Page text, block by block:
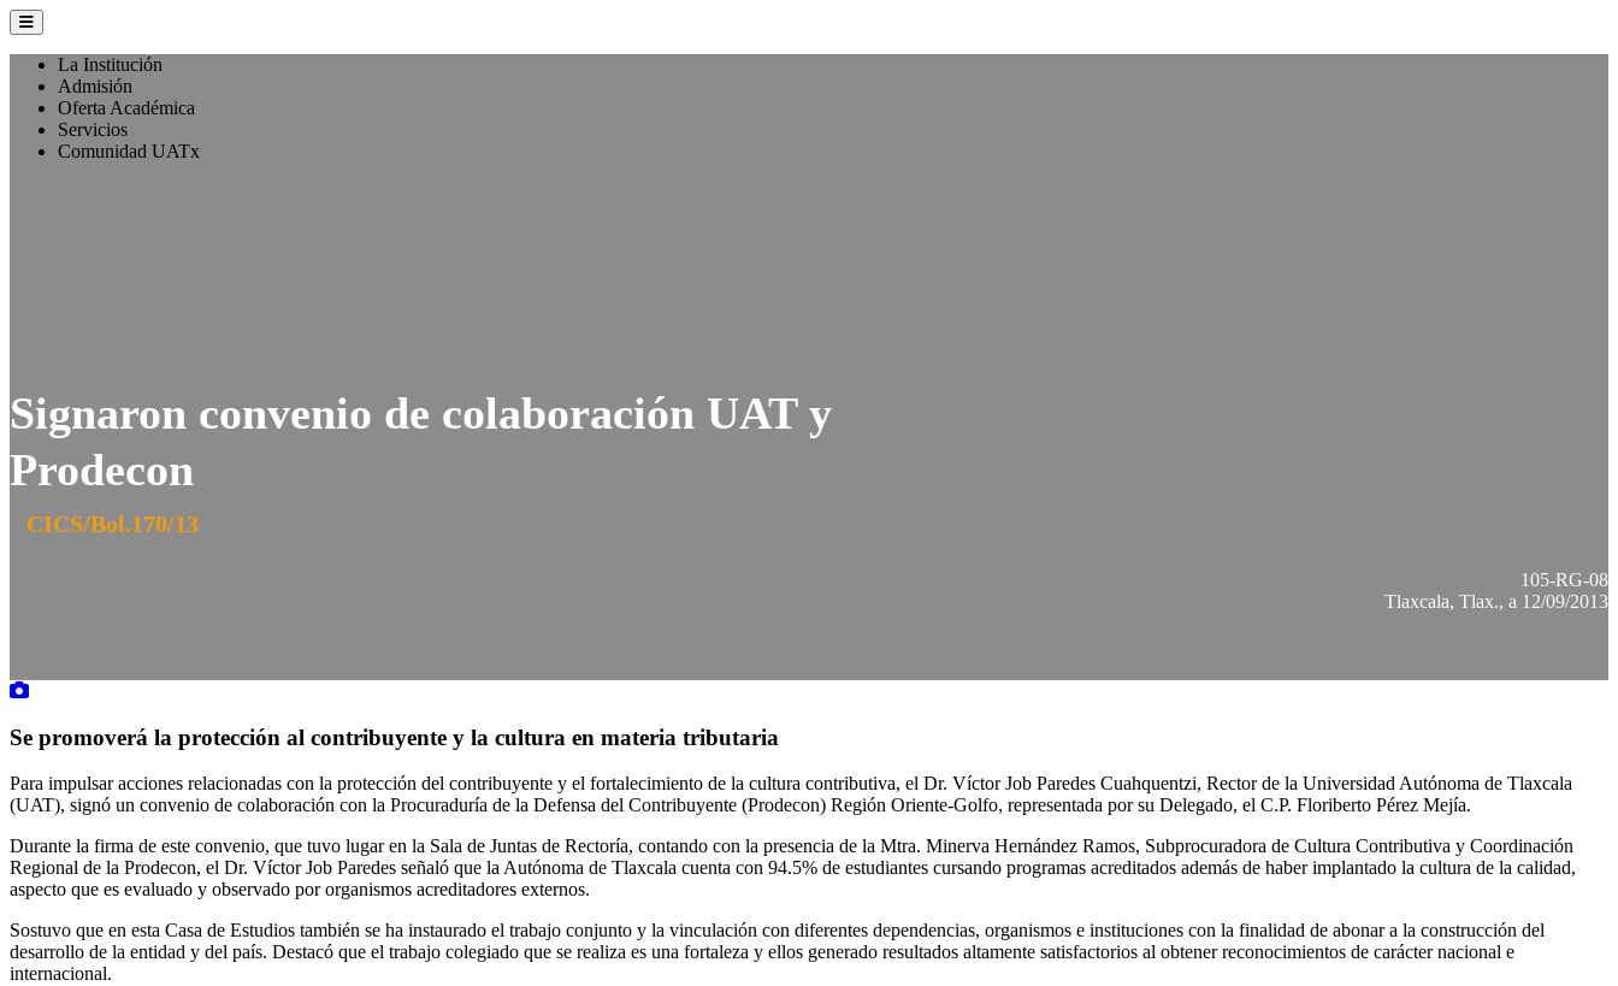
La Institución
Admisión
Oferta Académica
Servicios
Comunidad UATx
Signaron convenio de colaboración UAT y
Prodecon
CICS/Bol.170/13
105-RG-08
Tlaxcala, Tlax., a 12/09/2013
Se promoverá la protección al contribuyente y la cultura en materia tributaria
Para impulsar acciones relacionadas con la protección del contribuyente y el fortalecimiento de la cultura contributiva, el Dr. Víctor Job Paredes Cuahquentzi, Rector de la Universidad Autónoma de Tlaxcala
(UAT), signó un convenio de colaboración con la Procuraduría de la Defensa del Contribuyente (Prodecon) Región Oriente-Golfo, representada por su Delegado, el C.P. Floriberto Pérez Mejía.
Durante la firma de este convenio, que tuvo lugar en la Sala de Juntas de Rectoría, contando con la presencia de la Mtra. Minerva Hernández Ramos, Subprocuradora de Cultura Contributiva y Coordinación
Regional de la Prodecon, el Dr. Víctor Job Paredes señaló que la Autónoma de Tlaxcala cuenta con 94.5% de estudiantes cursando programas acreditados además de haber implantado la cultura de la calidad,
aspecto que es evaluado y observado por organismos acreditadores externos.
Sostuvo que en esta Casa de Estudios también se ha instaurado el trabajo conjunto y la vinculación con diferentes dependencias, organismos e instituciones con la finalidad de abonar a la construcción del
desarrollo de la entidad y del país. Destacó que el trabajo colegiado que se realiza es una fortaleza y ellos generado resultados altamente satisfactorios al obtener reconocimientos de carácter nacional e
internacional.